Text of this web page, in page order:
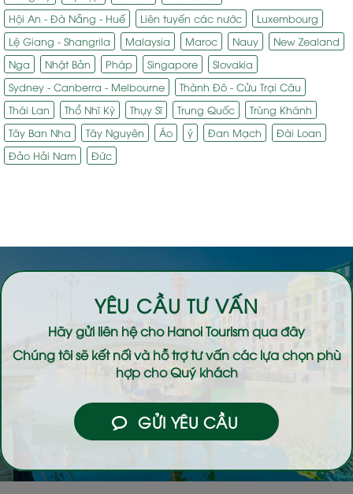
Hội An - Đà Nẵng - Huế
Liên tuyến các nước
Luxembourg
Lệ Giang - Shangrila
Malaysia Maroc Nauy
New Zealand
Nga
Nhật Bản Pháp Singapore
Slovakia
Sydney - Canberra - Melbourne
Thành Đô - Cửu Trại Câu
Thái Lan
Thổ Nhĩ Kỳ Thụy Sĩ Trung Quốc
Trùng Khánh
Tây Ban Nha
Tây Nguyên Áo ý Đan Mạch
Đài Loan
Đảo Hải Nam
Đức
YÊU CẦU TƯ VẤN
Hãy gửi liên hệ choHanoi Tourismqua đây
Chúng tôi sẽ kết nối và hỗ trợ tư vấn các lựa chọn phù
hợp cho Quý khách
GỬI YÊU CẦU